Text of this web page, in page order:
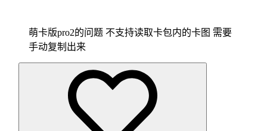
萌卡版pro2的问题 不支持读取卡包内的卡图 需要
手动复制出来